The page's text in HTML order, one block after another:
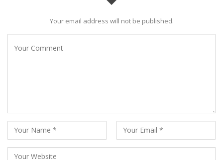
Your email address will not be published.